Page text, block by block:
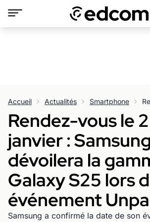
Accueil Actualités Smartphone
Rendez-vous le
janvier : Samsung
dévoilera la
Galaxy S25 lors
événement
Samsung a confirmé la date de son